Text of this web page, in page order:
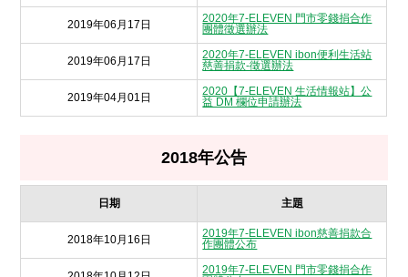
2019年06月17日
2020年7-ELEVEN 門市零錢捐合作
團體徵選辦法
2019年06月17日
2020年7-ELEVEN ibon便利生活站
慈善捐款-徵選辦法
2019年04月01日
2020【7-ELEVEN 生活情報站】公
益 DM 欄位申請辦法
2018年公告
日期 主題
2018年10月16日
2019年7-ELEVEN ibon慈善捐款合
作團體公布
2019年7-ELEVEN 門市零錢捐合作